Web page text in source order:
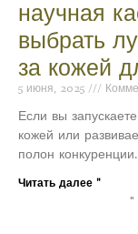
научная
выбрать
за кожей
5 июня, 2025
Если вы
кожей или
полон
Читать далее "
"